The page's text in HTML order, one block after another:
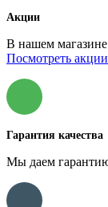
Акции
В нашем
Посмотреть акции
Гарантия качества
Мы даем гарантию